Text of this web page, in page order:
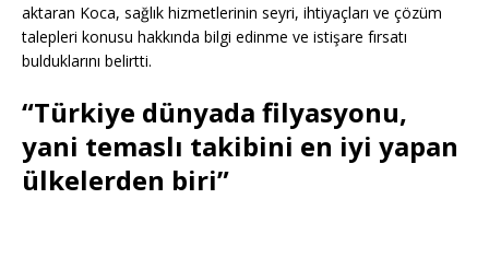
aktaran Koca, sağlık hizmetlerinin seyri, ihtiyaçları ve çözüm
talepleri konusu hakkında bilgi edinme ve istişare fırsatı
bulduklarını belirtti.
“Türkiye dünyada filyasyonu,
yani temaslı takibini en iyi yapan
ülkelerden biri”